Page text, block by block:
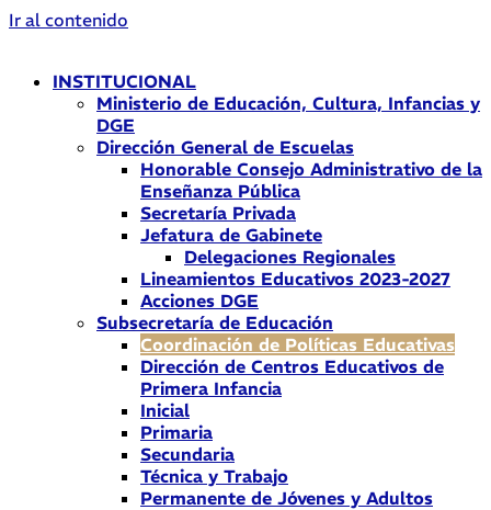
Ir al contenido
INSTITUCIONAL
Ministerio de Educación, Cultura, Infancias y
DGE
Dirección General de Escuelas
Honorable Consejo Administrativo de la
Enseñanza Pública
Secretaría Privada
Jefatura de Gabinete
Delegaciones Regionales
Lineamientos Educativos 2023-2027
Acciones DGE
Subsecretaría de Educación
Coordinación de Políticas Educativas
Dirección de Centros Educativos de
Primera Infancia
Inicial
Primaria
Secundaria
Técnica y Trabajo
Permanente de Jóvenes y Adultos